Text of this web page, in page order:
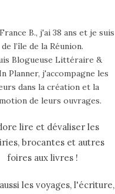
B., j'ai 38 ans et je suis
de l’île de la Réunion.
Blogueuse Littéraire &
Planner, j'accompagne les
dans la création et la
de leurs ouvrages.
lire et dévaliser les
brocantes et autres
foires aux livres !
les voyages, l'écriture,